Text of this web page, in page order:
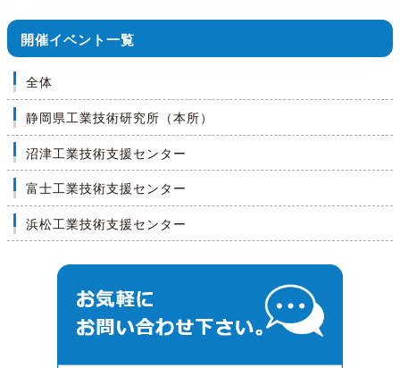
開催イベント一覧
全体
静岡県工業技術研究所（本所）
沼津工業技術支援センター
富士工業技術支援センター
浜松工業技術支援センター